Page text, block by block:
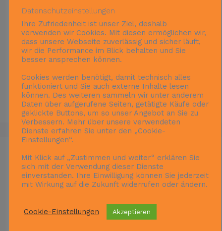
Nacht­bür­ger­meis­ter
Telefon:
+493070725646
Möch­ten Sie uns lie­ber schrei­ben, so nut­
zen Sie bit­te dasKon­takt­for­mu­lar
TERMINKALENDER
Datenschutzeinstellungen
Ihre Zufriedenheit ist unser Ziel, deshalb
verwenden wir Cookies. Mit diesen ermöglichen wir,
dass unsere Webseite zuverlässig und sicher läuft,
wir die Performance im Blick behalten und Sie
besser ansprechen können.
Cookies werden benötigt, damit technisch alles
funktioniert und Sie auch externe Inhalte lesen
können. Des weiteren sammeln wir unter anderem
Daten über aufgerufene Seiten, getätigte Käufe oder
geklickte Buttons, um so unser Angebot an Sie zu
Verbessern. Mehr über unsere verwendeten
Dienste erfahren Sie unter den „Cookie-
Einstellungen“.
Mit Klick auf „Zustimmen und weiter“ erklären Sie
sich mit der Verwendung dieser Dienste
einverstanden. Ihre Einwilligung können Sie jederzeit
mit Wirkung auf die Zukunft widerrufen oder ändern.
Cookie-Einstellungen Akzeptieren